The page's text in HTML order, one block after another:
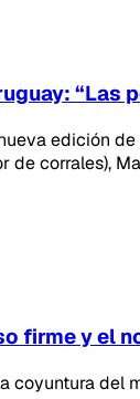
edición
de corrales),
firme y el
coyuntura del